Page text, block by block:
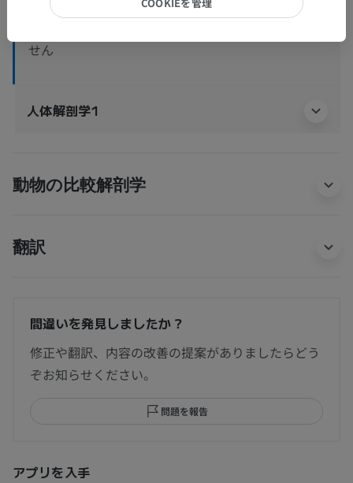
せん
人体解剖学1
動物の比較解剖学
翻訳
間違いを発見しましたか？
修正や翻訳、内容の改善の提案がありましたらどう
ぞお知らせください。
問題を報告
アプリを入手